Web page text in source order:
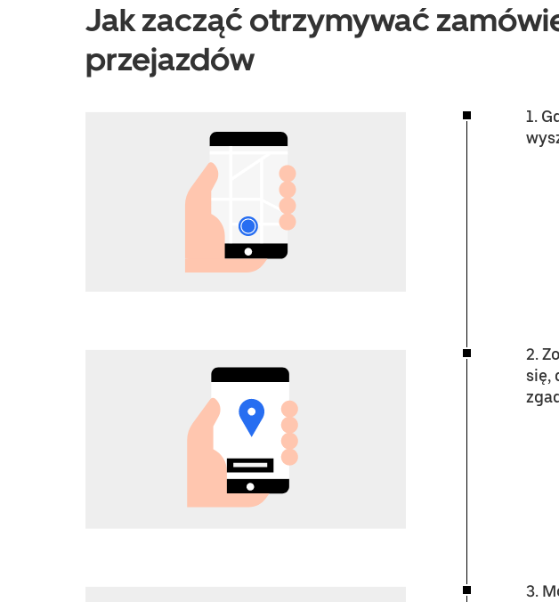
Jak zacząć otrzymywać
przejazdów
1.
2.
się,
3.